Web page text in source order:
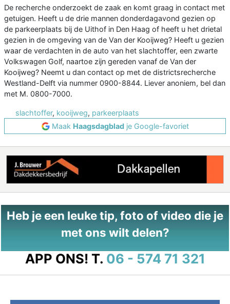
De recherche onderzoekt de zaak en komt graag in contact met
getuigen. Heeft u de drie mannen donderdagavond gezien op
de parkeerplaats bij de Uithof in Den Haag of heeft u het drietal
gezien in de omgeving van de Van der Kooijweg? Heeft u gezien
waar de verdachten in de auto van het slachtoffer, een zwarte
Volkswagen Golf, naartoe zijn gereden vanaf de Van der
Kooijweg? Neemt u dan contact op met de districtsrecherche
Westland-Delft via nummer 0900-8844. Liever anoniem, bel dan
met M. 0800-7000.
slachtoffer, kooijweg, parkeerplaats
Maak Haagsdagbladje Google-favoriet
Heb je een leuke tip, foto of video die je
met ons wilt delen?
APP ONS! T. 06 - 574 71 321